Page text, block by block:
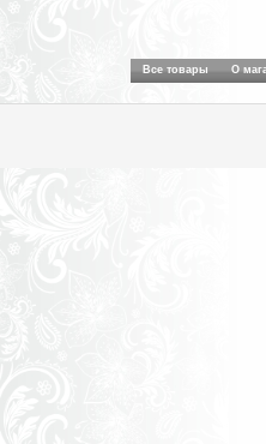
Все товары О